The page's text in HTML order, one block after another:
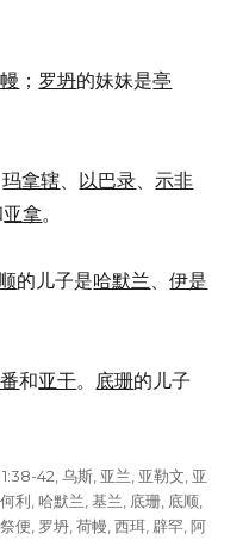
27)
； 罗坍的妹妹是亭
玛拿辖、 以巴录、示非
亚拿。
的儿子是哈默兰、伊是
和亚干。 底珊的儿子
1:38-42 ,乌斯 亚兰 亚勒文 亚
,何利 ,哈默兰 ,基兰 底珊 底顺
,祭便 罗坍 ,荷幔 ,西珥 辟罕 ,阿